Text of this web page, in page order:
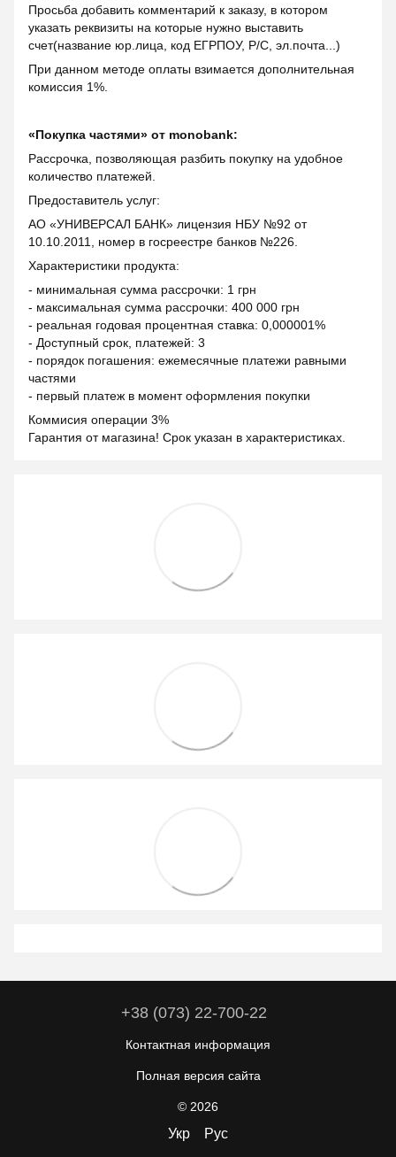
Просьба добавить комментарий к заказу, в котором
указать реквизиты на которые нужно выставить
счет(название юр.лица, код ЕГРПОУ, Р/С, эл.почта...)
При данном методе оплаты взимается дополнительная
комиссия 1%.
«Покупка частями» от monobank:
Рассрочка, позволяющая разбить покупку на удобное
количество платежей.
Предоставитель услуг:
АО «УНИВЕРСАЛ БАНК» лицензия НБУ №92 от
10.10.2011, номер в госреестре банков №226.
Характеристики продукта:
- минимальная сумма рассрочки: 1 грн
- максимальная сумма рассрочки: 400 000 грн
- реальная годовая процентная ставка: 0,000001%
- Доступный срок, платежей: 3
- порядок погашения: ежемесячные платежи равными
частями
- первый платеж в момент оформления покупки
Коммисия операции 3%
Гарантия от магазина! Срок указан в характеристиках.
+38 (073) 22-700-22
Контактная информация
Полная версия сайта
© 2026
Укр Рус